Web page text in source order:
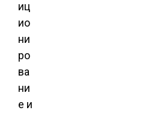
иц
ио
ни
ро
ва
ни
е и